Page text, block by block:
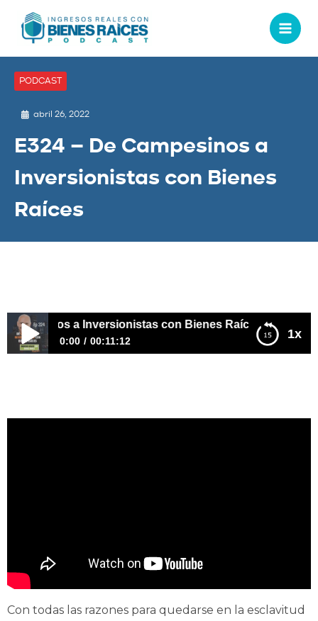
PODCAST
abril 26, 2022
E324 – De Campesinos a
Inversionistas con Bienes
Raíces
1x
a Inversionistas con Bienes Raíces
0:00 00:11:12
Con todas las razones para quedarse en la esclavitud